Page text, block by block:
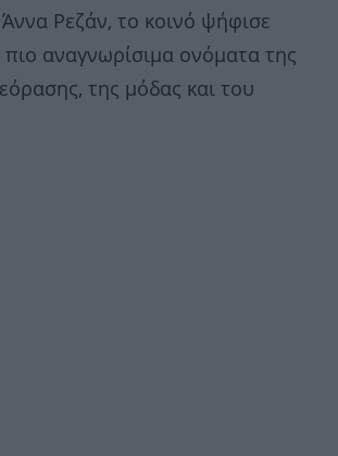
Ρεζάν, το κοινό ψήφισε
αναγνωρίσιμα ονόματα της
της μόδας και του